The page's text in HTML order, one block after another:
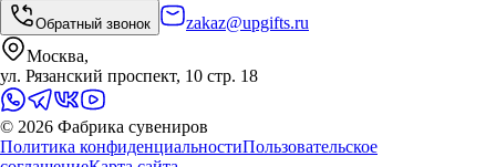
Обратный звонок
zakaz@upgifts.ru
Москва,
ул. Рязанский проспект, 10 стр. 18
© 2026 Фабрика сувениров
Политика конфиденциальностиПользовательское